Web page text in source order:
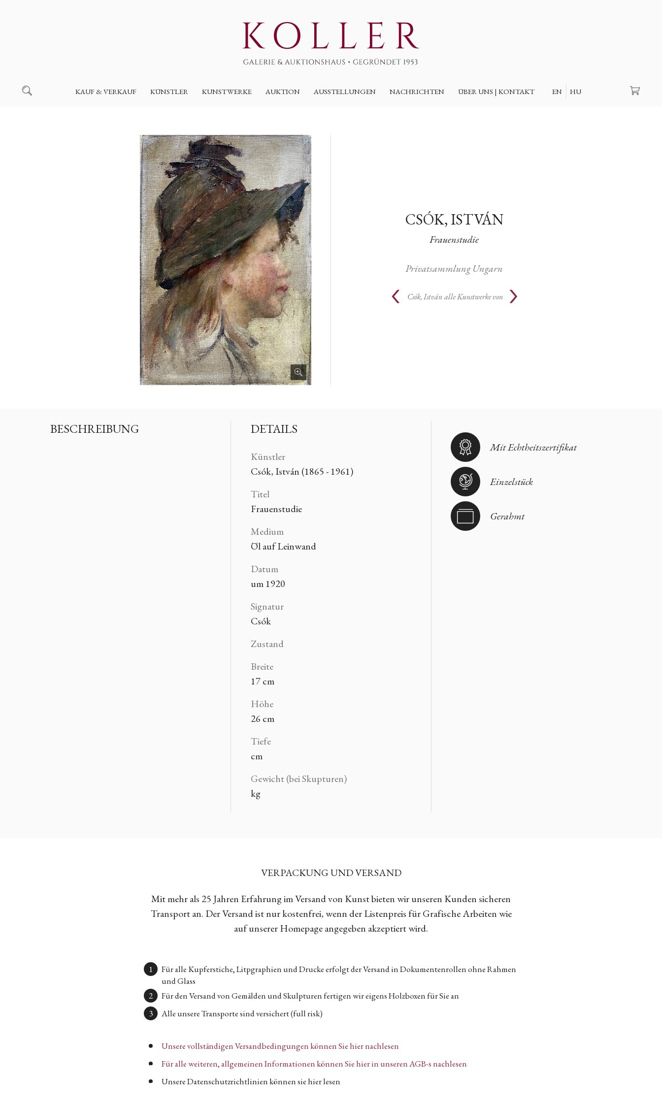
KAUF & VERKAUF KÜNSTLER KUNSTWERKE AUKTION AUSSTELLUNGEN NACHRICHTEN ÜBER UNS | KONTAKT EN HU
CSÓK, ISTVÁN
Frauenstudie
Privatsammlung Ungarn
Csók, Istvánalle Kunstwerke von
BESCHREIBUNG DETAILS
Künstler
Csók, István (1865 - 1961)
Titel
Frauenstudie
Medium
Öl auf Leinwand
Datum
um 1920
Signatur
Csók
Zustand
Breite
17 cm
Höhe
26 cm
Tiefe
cm
Gewicht (bei Skupturen)
kg
Mit Echtheitszertifikat
Einzelstück
Gerahmt
VERPACKUNG UND VERSAND
Mit mehr als 25 Jahren Erfahrung im Versand von Kunst bieten wir unseren Kunden sicheren
Transport an. Der Versand ist nur kostenfrei, wenn der Listenpreis für Grafische Arbeiten wie
auf unserer Homepage angegeben akzeptiert wird.
Für alle Kupferstiche, Litpgraphien und Drucke erfolgt der Versand in Dokumentenrollen ohne Rahmen
und Glass
Für den Versand von Gemälden und Skulpturen fertigen wir eigens Holzboxen für Sie an
Alle unsere Transporte sind versichert (full risk)
Unsere vollständigen Versandbedingungen können Sie hier nachlesen
Für alle weiteren, allgemeinen Informationen können Sie hier in unseren AGB-s nachlesen
Unsere Datenschutzrichtlinien können sie hier lesen